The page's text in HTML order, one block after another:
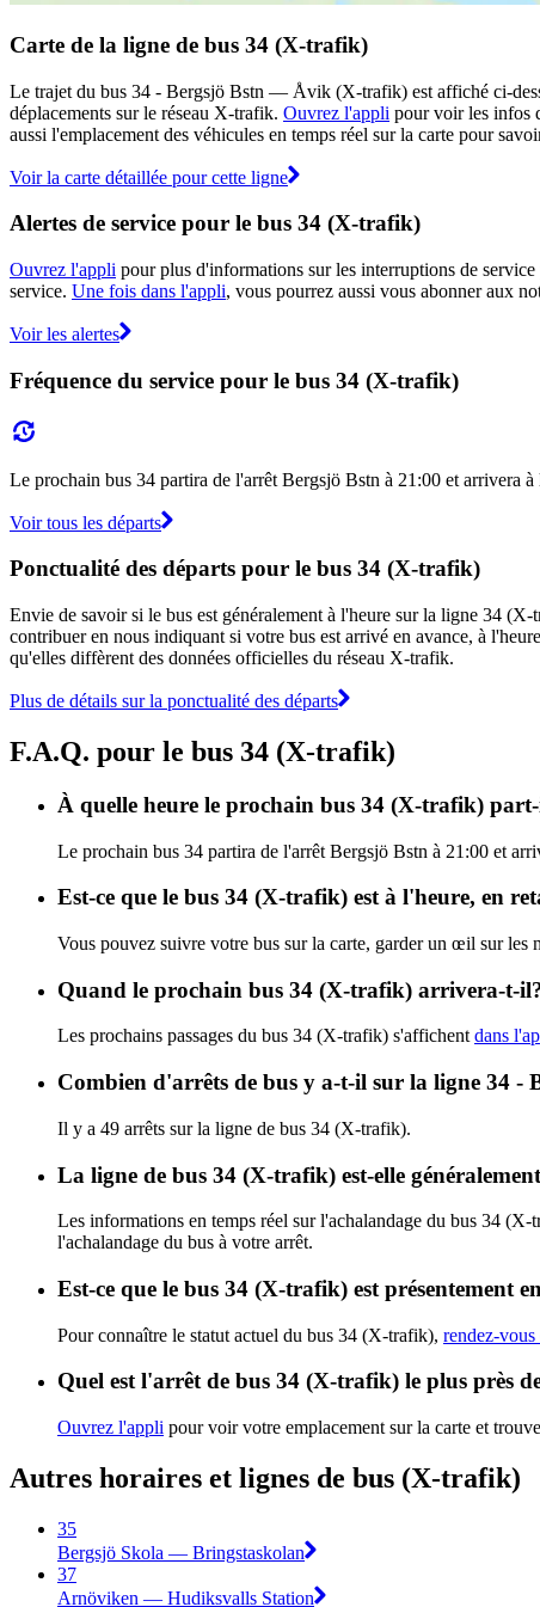
Carte de la ligne de bus 34 (X-trafik)
Le trajet du bus 34 - Bergsjö Bstn — Åvik (X-trafik) est affiché ci-
déplacements sur le réseau X-trafik. Ouvrez l'appli pour voir les infos
aussi l'emplacement des véhicules en temps réel sur la carte pour
Voir la carte détaillée pour cette ligne
Alertes de service pour le bus 34 (X-trafik)
Ouvrez l'appli pour plus d'informations sur les interruptions de
service. Une fois dans l'appli, vous pourrez aussi vous abonner aux
Voir les alertes
Fréquence du service pour le bus 34 (X-trafik)
Le prochain bus 34 partira de l'arrêt Bergsjö Bstn à 21:00 et arrivera
Voir tous les départs
Ponctualité des départs pour le bus 34 (X-trafik)
Envie de savoir si le bus est généralement à l'heure sur la ligne 34
contribuer en nous indiquant si votre bus est arrivé en avance, à
qu'elles diffèrent des données officielles du réseau X-trafik.
Plus de détails sur la ponctualité des départs
F.A.Q. pour le bus 34 (X-trafik)
À quelle heure le prochain bus 34 (X-trafik)
Le prochain bus 34 partira de l'arrêt Bergsjö Bstn à 21:00 et
Est-ce que le bus 34 (X-trafik) est à l'heure, en
Vous pouvez suivre votre bus sur la carte, garder un œil sur
Quand le prochain bus 34 (X-trafik) arrivera-t-
Les prochains passages du bus 34 (X-trafik) s'affichent dans
Combien d'arrêts de bus y a-t-il sur la ligne 34
Il y a 49 arrêts sur la ligne de bus 34 (X-trafik).
La ligne de bus 34 (X-trafik) est-elle
Les informations en temps réel sur l'achalandage du bus 34 (X-
l'achalandage du bus à votre arrêt.
Est-ce que le bus 34 (X-trafik) est présentement
Pour connaître le statut actuel du bus 34 (X-trafik), rendez-
Quel est l'arrêt de bus 34 (X-trafik) le plus près
Ouvrez l'appli pour voir votre emplacement sur la carte et
Autres horaires et lignes de bus (X-trafik)
35
Bergsjö Skola — Bringstaskolan
37
Arnöviken — Hudiksvalls Station